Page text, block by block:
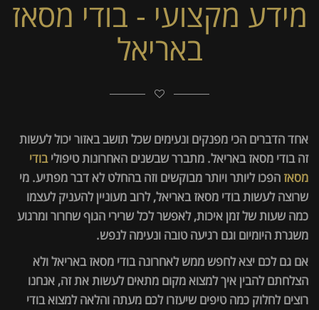
מידע מקצועי - בודי מסאז
באריאל
אחד הדברים הכי מפנקים ונעימים שכל תושב באזור יכול לעשות
זה בודי מסאז באריאל. מתברר שבשנים האחרונות טיפוליבודי
מסאז הפכו ליותר ויותר מבוקשים וזה בהחלט לא דבר מפתיע. מי
שרוצה לעשות בודי מסאז באריאל, לרוב מעוניין להעניק לעצמו
כמה שעות של זמן איכות, לאפשר לכל שרירי הגוף שחרור ומרגוע
משגרת היומיום וגם רגיעה טובה ונעימה לנפש.
אם גם לכם יצא לחפש ממש לאחרונה בודי מסאז באריאל ולא
הצלחתם להבין איך למצוא מקום מתאים לעשות את זה, אנחנו
רוצים לחלוק כמה טיפים שיעזרו לכם מעתה והלאה למצוא בודי